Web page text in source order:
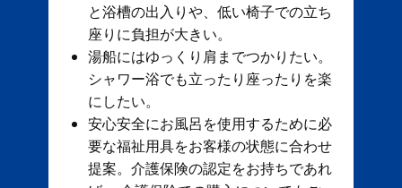
と浴槽の出入りや、低い椅子での立ち
座りに負担が大きい。
湯船にはゆっくり肩までつかりたい。
シャワー浴でも立ったり座ったりを楽
にしたい。
安心安全にお風呂を使用するために必
要な福祉用具をお客様の状態に合わせ
提案。 ​ 介護保険の認定をお持ちであれ